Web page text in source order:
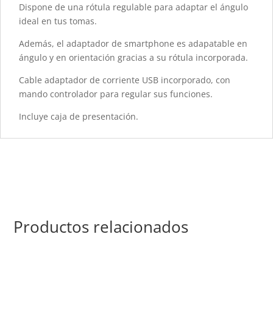
Dispone de una rótula regulable para adaptar el ángulo
ideal en tus tomas.
Además, el adaptador de smartphone es adapatable en
ángulo y en orientación gracias a su rótula incorporada.
Cable adaptador de corriente USB incorporado, con
mando controlador para regular sus funciones.
Incluye caja de presentación.
Productos relacionados